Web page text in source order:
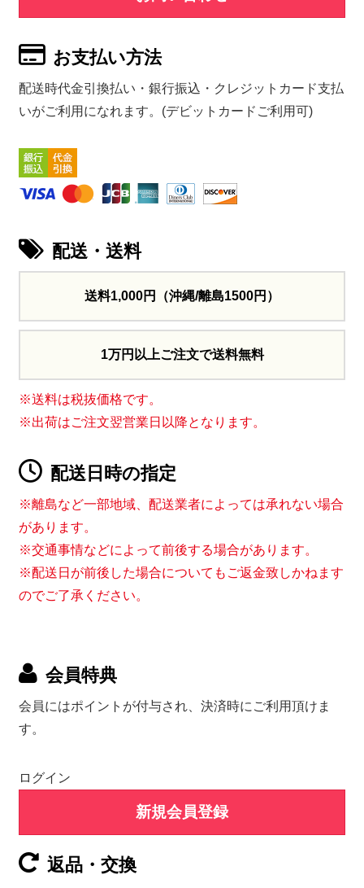
お支払い方法
配送時代金引換払い・銀行振込・クレジットカード支払
いがご利用になれます。(デビットカードご利用可)
配送・送料
送料1,000円 （沖縄/離島1500円）
1万円以上ご注文で送料無料
※送料は税抜価格です。
※出荷はご注文翌営業日以降となります。
配送日時の指定
※離島など一部地域、配送業者によっては承れない場合
があります。
※交通事情などによって前後する場合があります。
※配送日が前後した場合についてもご返金致しかねます
のでご了承ください。
会員特典
会員にはポイントが付与され、決済時にご利用頂けま
す。
ログイン
新規会員登録
返品・交換